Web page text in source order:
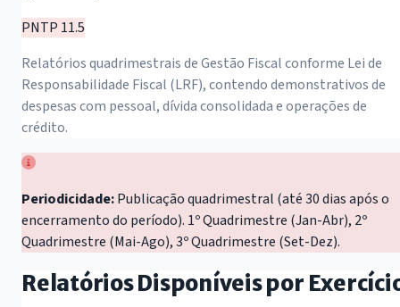
PNTP 11.5
Relatórios quadrimestrais de Gestão Fiscal conforme Lei de
Responsabilidade Fiscal (LRF), contendo demonstrativos de
despesas com pessoal, dívida consolidada e operações de
crédito.
Periodicidade:Publicação quadrimestral (até 30 dias após o
encerramento do período). 1º Quadrimestre (Jan-Abr), 2º
Quadrimestre (Mai-Ago), 3º Quadrimestre (Set-Dez).
Relatórios Disponíveis por